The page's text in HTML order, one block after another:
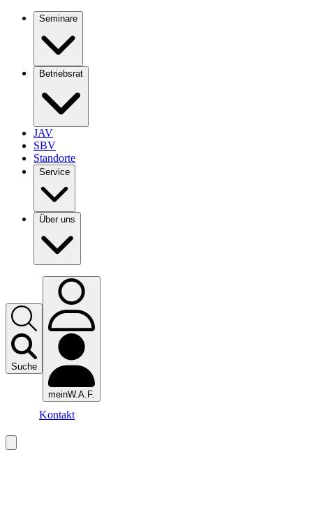
Seminare
Betriebsrat
JAV
SBV
Standorte
Service
Über uns
Suche
meinW.A.F.
Kontakt